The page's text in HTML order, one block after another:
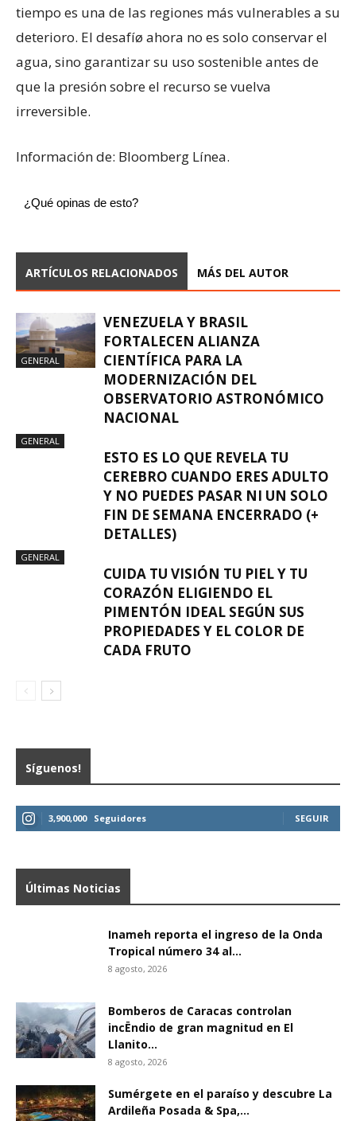
tiempo es una de las regiones más vulnerables a su
deterioro. El desafíø ahora no es solo conservar el
agua, sino garantizar su uso sostenible antes de
que la presión sobre el recurso se vuelva
irreversible.
Información de: Bloomberg Línea.
¿Qué opinas de esto?
ARTÍCULOS RELACIONADOS MÁS DEL AUTOR
GENERAL
VENEZUELA Y BRASIL
FORTALECEN ALIANZA
CIENTÍFICA PARA LA
MODERNIZACIÓN DEL
OBSERVATORIO ASTRONÓMICO
NACIONAL
GENERAL
ESTO ES LO QUE REVELA TU
CEREBRO CUANDO ERES ADULTO
Y NO PUEDES PASAR NI UN SOLO
FIN DE SEMANA ENCERRADO (+
DETALLES)
GENERAL
CUIDA TU VISIÓN TU PIEL Y TU
CORAZÓN ELIGIENDO EL
PIMENTÓN IDEAL SEGÚN SUS
PROPIEDADES Y EL COLOR DE
CADA FRUTO
Síguenos!
3,900,000 Seguidores SEGUIR
Últimas Noticias
Inameh reporta el ingreso de la Onda
Tropical número 34 al...
8 agosto, 2026
Bomberos de Caracas controlan
incËndio de gran magnitud en El
Llanito...
8 agosto, 2026
Sumérgete en el paraíso y descubre La
Ardileña Posada & Spa,...